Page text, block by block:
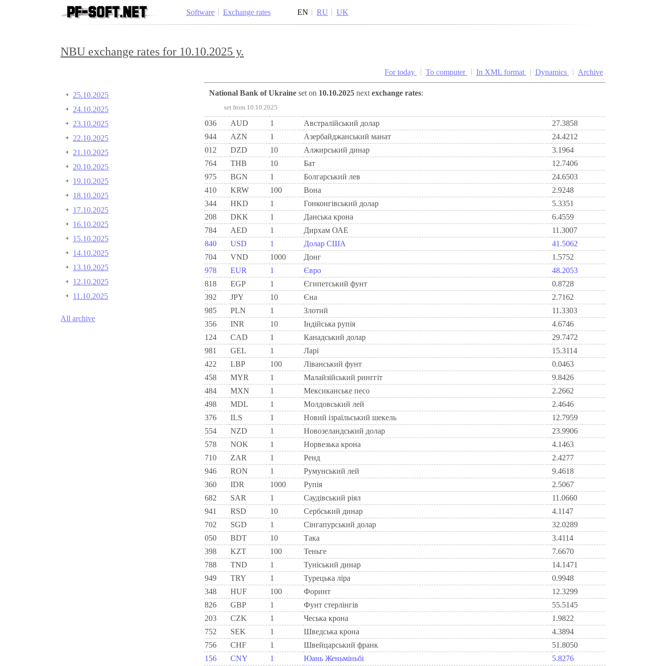
Software Exchange rates EN RU UK
NBU exchange rates for 10.10.2025 y.
25.10.2025
24.10.2025
23.10.2025
22.10.2025
21.10.2025
20.10.2025
19.10.2025
18.10.2025
17.10.2025
16.10.2025
15.10.2025
14.10.2025
13.10.2025
12.10.2025
11.10.2025
All archive
For today To computer In XML format Dynamics Archive
National Bank of Ukraine set on 10.10.2025 next exchange rates:
set from 10.10.2025
036 AUD 1 Австралійський долар
27.3858
944
AZN 1 Азербайджанський манат
24.4212
012
DZD 10 Алжирський динар
3.1964
764
THB 10 Бат
12.7406
975
BGN 1 Болгарський лев
24.6503
410
KRW 100 Вона
2.9248
344
HKD 1 Гонконгівський долар
5.3351
208
DKK 1 Данська крона
6.4559
784
AED 1 Дирхам ОАЕ
11.3007
840
USD 1 Долар США
41.5062
704
VND 1000 Донг
1.5752
978
EUR 1 Євро
48.2053
818
EGP 1 Єгипетський фунт
0.8728
392
JPY 10 Єна
2.7162
985
PLN 1 Злотий
11.3303
356
INR 10 Індійська рупія
4.6746
124
CAD 1 Канадський долар
29.7472
981
GEL 1 Ларi
15.3114
422
LBP 100 Ліванський фунт
0.0463
458
MYR 1 Малайзійський ринггіт
9.8426
484
MXN 1 Мексиканське песо
2.2662
498
MDL 1 Молдовський лей
2.4646
376
ILS 1 Новий ізраїльський шекель
12.7959
554
NZD 1 Новозеландський долар
23.9906
578
NOK 1 Норвезька крона
4.1463
710
ZAR 1 Ренд
2.4277
946
RON 1 Румунський лей
9.4618
360
IDR 1000 Рупія
2.5067
682
SAR 1 Саудівський ріял
11.0660
941
RSD 10 Сербський динар
4.1147
702
SGD 1 Сінгапурський долар
32.0289
050
BDT 10 Така
3.4114
398
KZT 100 Теньге
7.6670
788
TND 1 Туніський динар
14.1471
949
TRY 1 Турецька ліра
0.9948
348
HUF 100 Форинт
12.3299
826
GBP 1 Фунт стерлінгів
55.5145
203
CZK 1 Чеська крона
1.9822
752
SEK 1 Шведська крона
4.3894
756
CHF 1 Швейцарський франк
51.8050
156
CNY 1 Юань Женьміньбі 5.8276